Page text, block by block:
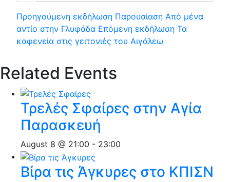
Προηγούμενη εκδήλωση Παρουσίαση Από μένα
αντίο στην Γλυφάδα Επόμενη εκδήλωση Τα
καφενεία στις γειτονιές του Αιγάλεω
Related Events
Τρελές Σφαίρες στην Αγία
Παρασκευή
August 8 @ 21:00 - 23:00
Βίρα τις Άγκυρες στο ΚΠΙΣΝ